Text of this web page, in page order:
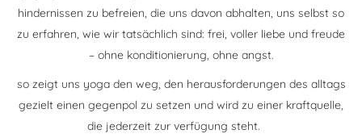
hindernissen zu befreien, die uns davon abhalten, uns selbst so
zu erfahren, wie wir tatsächlich sind: frei, voller liebe und freude
– ohne konditionierung, ohne angst.
so zeigt uns yoga den weg, den herausforderungen des alltags
gezielt einen gegenpol zu setzen und wird zu einer kraftquelle,
die jederzeit zur verfügung steht.